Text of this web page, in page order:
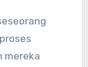
mereka